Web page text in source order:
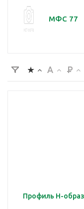
МФС 77
Профиль H-